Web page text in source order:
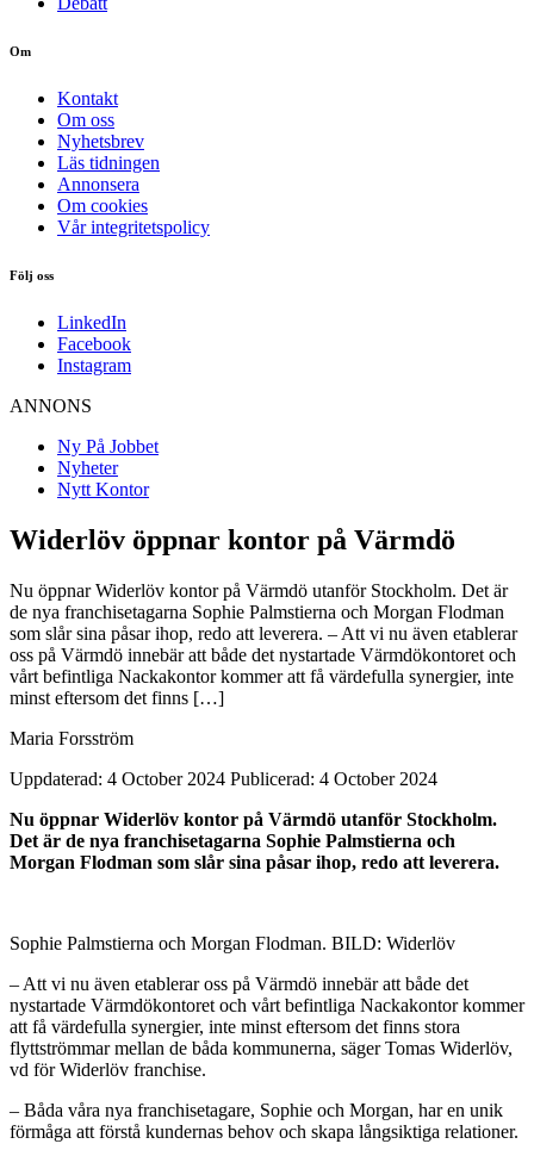
Om
Kontakt
Om oss
Nyhetsbrev
Läs tidningen
Annonsera
Om cookies
Vår integritetspolicy
Följ oss
LinkedIn
Facebook
Instagram
ANNONS
Ny På Jobbet
Nyheter
Nytt Kontor
Widerlöv öppnar kontor på Värmdö
Nu öppnar Widerlöv kontor på Värmdö utanför Stockholm. Det är
de nya franchisetagarna Sophie Palmstierna och Morgan Flodman
som slår sina påsar ihop, redo att leverera. – Att vi nu även etablerar
oss på Värmdö innebär att både det nystartade Värmdökontoret och
vårt befintliga Nackakontor kommer att få värdefulla synergier, inte
minst eftersom det finns […]
Maria Forsström
Uppdaterad: 4 October 2024 Publicerad: 4 October 2024
Nu öppnar Widerlöv kontor på Värmdö utanför Stockholm.
Det är de nya franchisetagarna Sophie Palmstierna och
Morgan Flodman som slår sina påsar ihop, redo att leverera.
Sophie Palmstierna och Morgan Flodman. BILD: Widerlöv
– Att vi nu även etablerar oss på Värmdö innebär att både det
nystartade Värmdökontoret och vårt befintliga Nackakontor kommer
att få värdefulla synergier, inte minst eftersom det finns stora
flyttströmmar mellan de båda kommunerna, säger Tomas Widerlöv,
vd för Widerlöv franchise.
– Båda våra nya franchisetagare, Sophie och Morgan, har en unik
förmåga att förstå kundernas behov och skapa långsiktiga relationer.